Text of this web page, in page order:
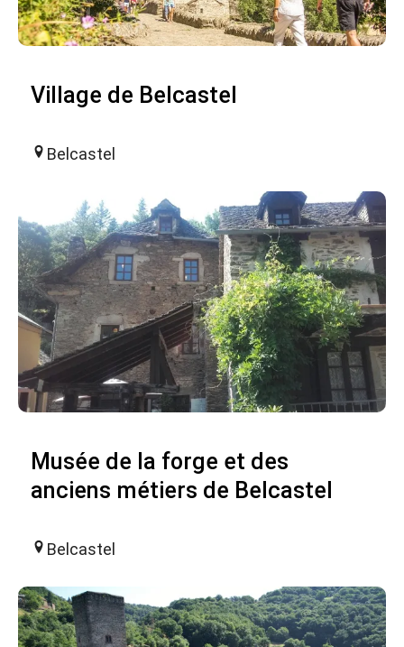
Village de Belcastel
Belcastel
Musée de la forge et des
anciens métiers de Belcastel
Belcastel